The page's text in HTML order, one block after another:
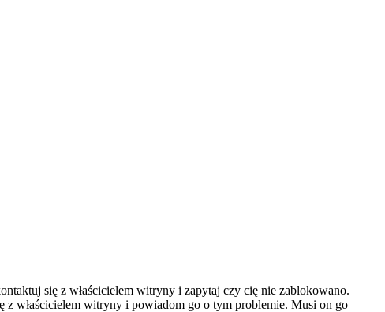
się z właścicielem witryny i zapytaj czy cię nie zablokowano.
z właścicielem witryny i powiadom go o tym problemie. Musi on go